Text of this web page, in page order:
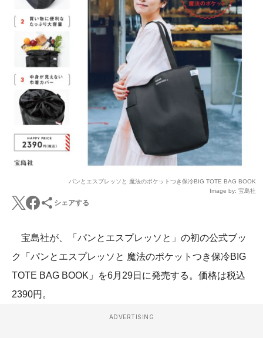
パンとエスプレッソと 魔法のポケットつき保冷BIG TOTE BAG BOOK
Image by: 宝島社
シェアする
宝島社が、「パンとエスプレッソと」の初の公式ブッ
ク「パンとエスプレッソと 魔法のポケットつき保冷BIG
TOTE BAG BOOK」を6月29日に発売する。価格は税込
2390円。
ADVERTISING